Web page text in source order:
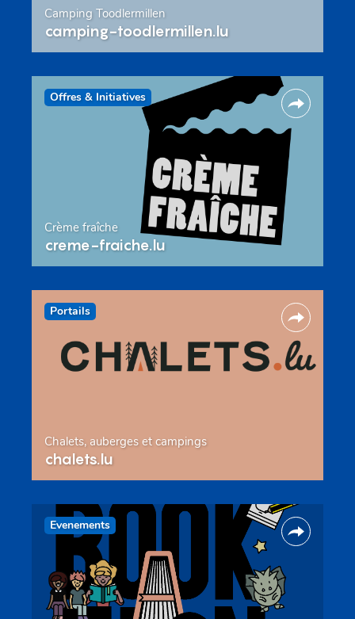
Camping Toodlermillen
camping-toodlermillen.lu
Offres & Initiatives
Crème fraîche
creme-fraiche.lu
Portails
Chalets, auberges et campings
chalets.lu
Evenements